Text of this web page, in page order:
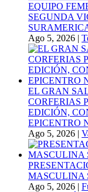
EQUIPO
SEGUNDA
Ago 5, 2026 |
EL GRAN
CORFERIAS
EDICIÓN,
EPICENTRO
Ago 5, 2026 |
MASCULINA
Ago 5, 2026 |